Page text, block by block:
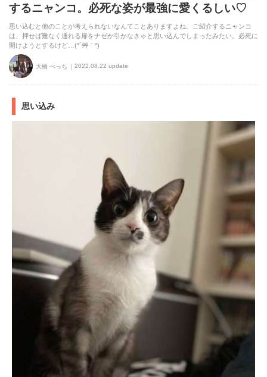
するニャンコ。必死な姿が最強に愛くるしい♡
思い込むと他のことが考えられないなんてことありますよね。ご紹介するニャンコ
は、押せば難なく通れる扉をナゼか引かなきゃと思い込んでしまったみたい。必死に
開けようとするけど…(*´艸｀*)
大橋 ぺっち 2022.08.22 update
思い込み